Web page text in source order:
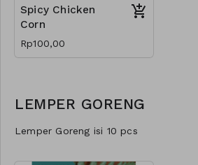
Spicy Chicken
Corn
Rp100,00
LEMPER GORENG
Lemper Goreng isi 10 pcs